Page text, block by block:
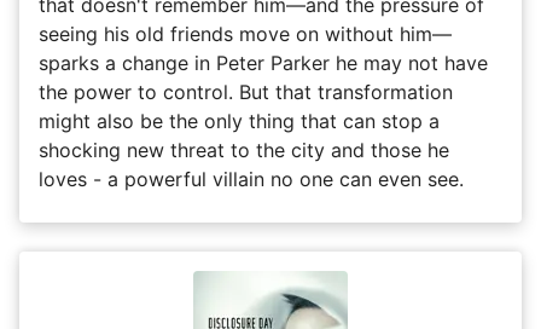
seeing his old friends move on without him—
sparks a change in Peter Parker he may not have
the power to control. But that transformation
might also be the only thing that can stop a
shocking new threat to the city and those he
loves - a powerful villain no one can even see.